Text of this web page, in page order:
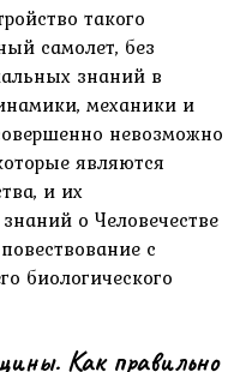
такого
самолет, без
знаний в
механики и
невозможно
являются
и их
о Человечестве
с
биологического
Как правильно